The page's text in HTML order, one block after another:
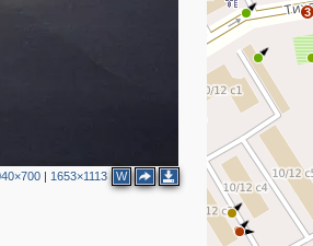
| 1653×1113 W
3